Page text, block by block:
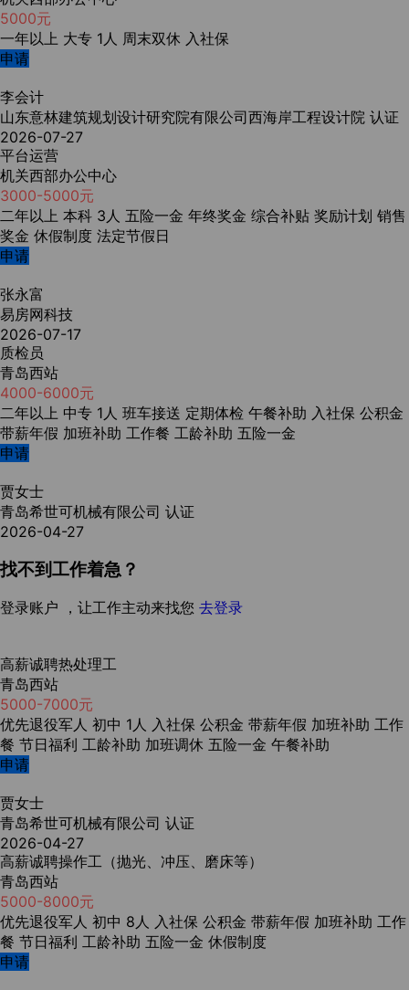
5000元
一年以上 大专 1人 周末双休 入社保
申请
李会计
山东意林建筑规划设计研究院有限公司西海岸工程设计院 认证
2026-07-27
平台运营
机关西部办公中心
3000-5000元
二年以上 本科 3人 五险一金 年终奖金 综合补贴 奖励计划 销售
奖金 休假制度 法定节假日
申请
张永富
易房网科技
2026-07-17
质检员
青岛西站
4000-6000元
二年以上 中专 1人 班车接送 定期体检 午餐补助 入社保 公积金
带薪年假 加班补助 工作餐 工龄补助 五险一金
申请
贾女士
青岛希世可机械有限公司 认证
2026-04-27
找不到工作着急？
登录账户 ，让工作主动来找您 去登录
高薪诚聘热处理工
青岛西站
5000-7000元
优先退役军人 初中 1人 入社保 公积金 带薪年假 加班补助 工作
餐 节日福利 工龄补助 加班调休 五险一金 午餐补助
申请
贾女士
青岛希世可机械有限公司 认证
2026-04-27
高薪诚聘操作工（抛光、冲压、磨床等）
青岛西站
5000-8000元
优先退役军人 初中 8人 入社保 公积金 带薪年假 加班补助 工作
餐 节日福利 工龄补助 五险一金 休假制度
申请